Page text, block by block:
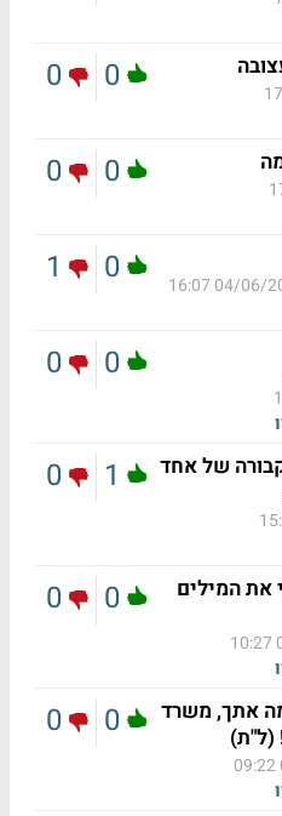
0
0
0
0
04/06/2019
0
1
0
0
של אחד
1
0
את המילים
0
0
אתך, משרד
(ל"ת)
0
0